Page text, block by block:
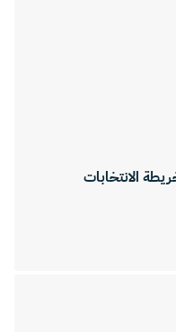
الانتخابات